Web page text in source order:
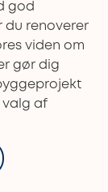
god
du renoverer
viden om
gør dig
valg af